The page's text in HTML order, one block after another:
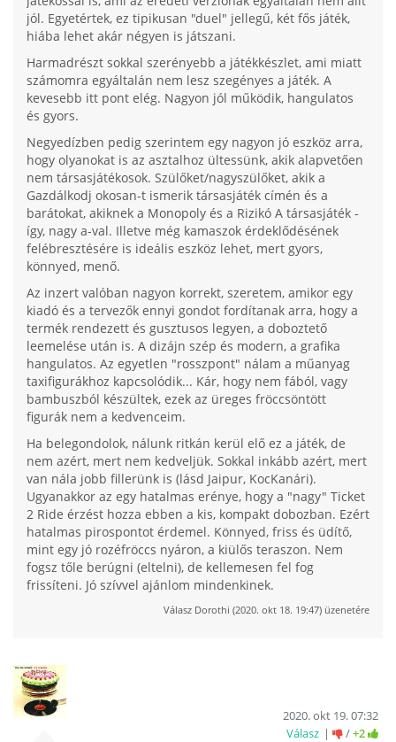
jól. Egyetértek, ez tipikusan "duel" jellegű, két fős játék,
hiába lehet akár négyen is játszani.
Harmadrészt sokkal szerényebb a játékkészlet, ami miatt
számomra egyáltalán nem lesz szegényes a játék. A
kevesebb itt pont elég. Nagyon jól működik, hangulatos
és gyors.
Negyedízben pedig szerintem egy nagyon jó eszköz arra,
hogy olyanokat is az asztalhoz ültessünk, akik alapvetően
nem társasjátékosok. Szülőket/nagyszülőket, akik a
Gazdálkodj okosan-t ismerik társasjáték címén és a
barátokat, akiknek a Monopoly és a Rizikó A társasjáték -
így, nagy a-val. Illetve még kamaszok érdeklődésének
felébresztésére is ideális eszköz lehet, mert gyors,
könnyed, menő.
Az inzert valóban nagyon korrekt, szeretem, amikor egy
kiadó és a tervezők ennyi gondot fordítanak arra, hogy a
termék rendezett és gusztusos legyen, a doboztető
leemelése után is. A dizájn szép és modern, a grafika
hangulatos. Az egyetlen "rosszpont" nálam a műanyag
taxifigurákhoz kapcsolódik... Kár, hogy nem fából, vagy
bambuszból készültek, ezek az üreges fröccsöntött
figurák nem a kedvenceim.
Ha belegondolok, nálunk ritkán kerül elő ez a játék, de
nem azért, mert nem kedveljük. Sokkal inkább azért, mert
van nála jobb fillerünk is (lásd Jaipur, KocKanári).
Ugyanakkor az egy hatalmas erénye, hogy a "nagy" Ticket
2 Ride érzést hozza ebben a kis, kompakt dobozban. Ezért
hatalmas pirospontot érdemel. Könnyed, friss és üdítő,
mint egy jó rozéfröccs nyáron, a kiülős teraszon. Nem
fogsz tőle berúgni (eltelni), de kellemesen fel fog
frissíteni. Jó szívvel ajánlom mindenkinek.
Válasz Dorothi (2020. okt 18. 19:47) üzenetére
2020. okt 19. 07:32
Válasz
/+2